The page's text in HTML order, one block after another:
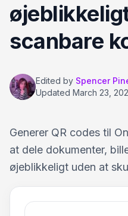
scanbare
Edited by Spencer
Updated March 23,
Generer QR codes til
at dele dokumenter,
øjeblikkeligt uden at